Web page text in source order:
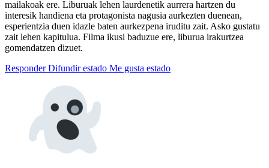
mailakoak ere. Liburuak lehen laurdenetik aurrera hartzen du
interesik handiena eta protagonista nagusia aurkezten duenean,
esperientzia duen idazle baten aurkezpena iruditu zait. Asko gustatu
zait lehen kapitulua. Filma ikusi baduzue ere, liburua irakurtzea
gomendatzen dizuet.
Responder Difundir estado Me gusta estado